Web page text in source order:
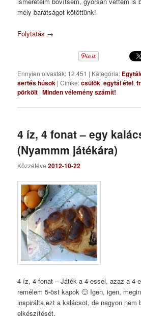
mély barátságot kötöttünk!
Folytatás →
Ennyien olvasták: 12 451 | Kategória:
sertés húsok |Címke:csülök,egytál étel,
pörkölt |Minden vélemény számít!
4 íz, 4 fonat – egy
(Nyammm játékára)
Közzétéve2012-10-22
4 íz, 4 fonat – Játék a 4-essel, azaz a 4-
remélem 5-öst kapok 🙂 Igen, igen,
inspirálta ezt a kalácsot, de nagyon nem
elkészítését.